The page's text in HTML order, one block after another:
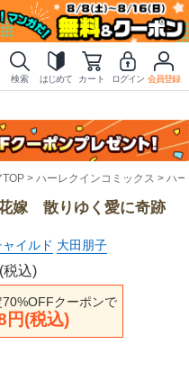
検索 はじめて カート ログイン 会員登録
ハーレクインコミックス ハ
嫁 散りゆく愛に奇跡
イルド 大田朋子
税込)
クーポンで
円(税込)